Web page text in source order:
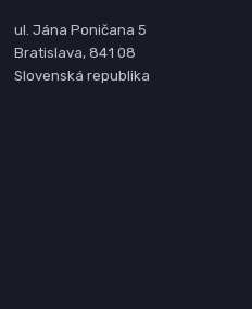
ul. Jána Poničana 5
Bratislava, 841 08
Slovenská republika